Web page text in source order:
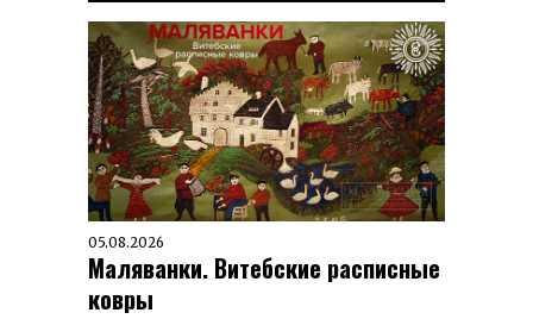
05.08.2026
Маляванки. Витебские расписные
ковры